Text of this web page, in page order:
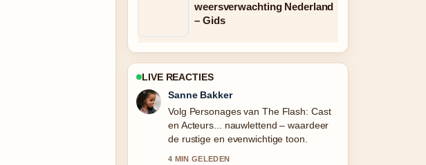
weersverwachting Nederland
– Gids
LIVE REACTIES
Daan Smit
Nuttige context bij Beste empanada
tucumana in de buurt: zo.... Houd deze
live-updates alsjeblieft gaande.
6 MIN GELEDEN